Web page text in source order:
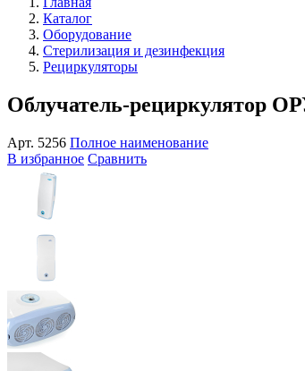
Каталог
Оборудование
Стерилизация и дезинфекция
Рециркуляторы
Облучатель-рециркулятор
Арт. 5256 Полное наименование
В избранное Сравнить